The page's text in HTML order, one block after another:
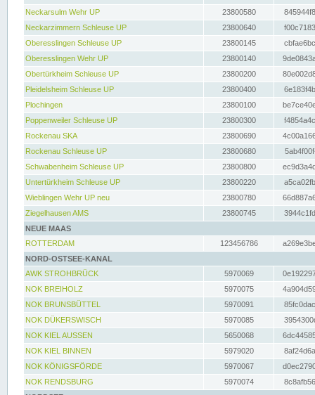
Neckarsulm Wehr UP
23800580
Neckarzimmern Schleuse UP
23800640
Oberesslingen Schleuse UP
23800145
Oberesslingen Wehr UP
23800140
Obertürkheim Schleuse UP
23800200
Pleidelsheim Schleuse UP
23800400
Plochingen
23800100
Poppenweiler Schleuse UP
23800300
Rockenau SKA
23800690
Rockenau Schleuse UP
23800680
Schwabenheim Schleuse UP
23800800
Untertürkheim Schleuse UP
23800220
Wieblingen Wehr UP neu
23800780
Ziegelhausen AMS
23800745
NEUE MAAS
ROTTERDAM
123456786
NORD-OSTSEE-KANAL
AWK STROHBRÜCK
5970069
NOK BREIHOLZ
5970075
NOK BRUNSBÜTTEL
5970091
NOK DÜKERSWISCH
5970085
NOK KIEL AUSSEN
5650068
NOK KIEL BINNEN
5979020
NOK KÖNIGSFÖRDE
5970067
NOK RENDSBURG
5970074